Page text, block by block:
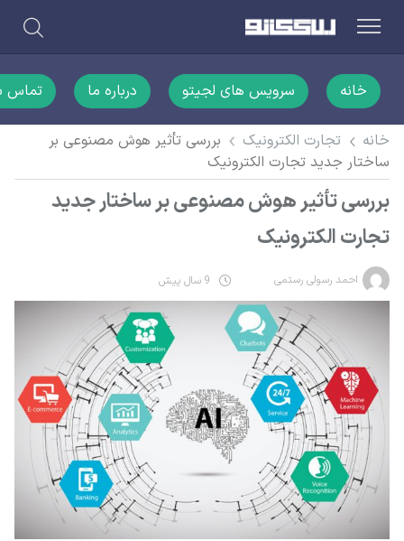
خانه سرویس های لجیتو درباره ما تماس
خانه تجارت الکترونیک
بررسی تأثیر هوش مصنوعی بر
ساختار جدید تجارت الکترونیک
بررسی تأثیر هوش مصنوعی بر ساختار جدید
تجارت الکترونیک
احمد رسولی رستمی